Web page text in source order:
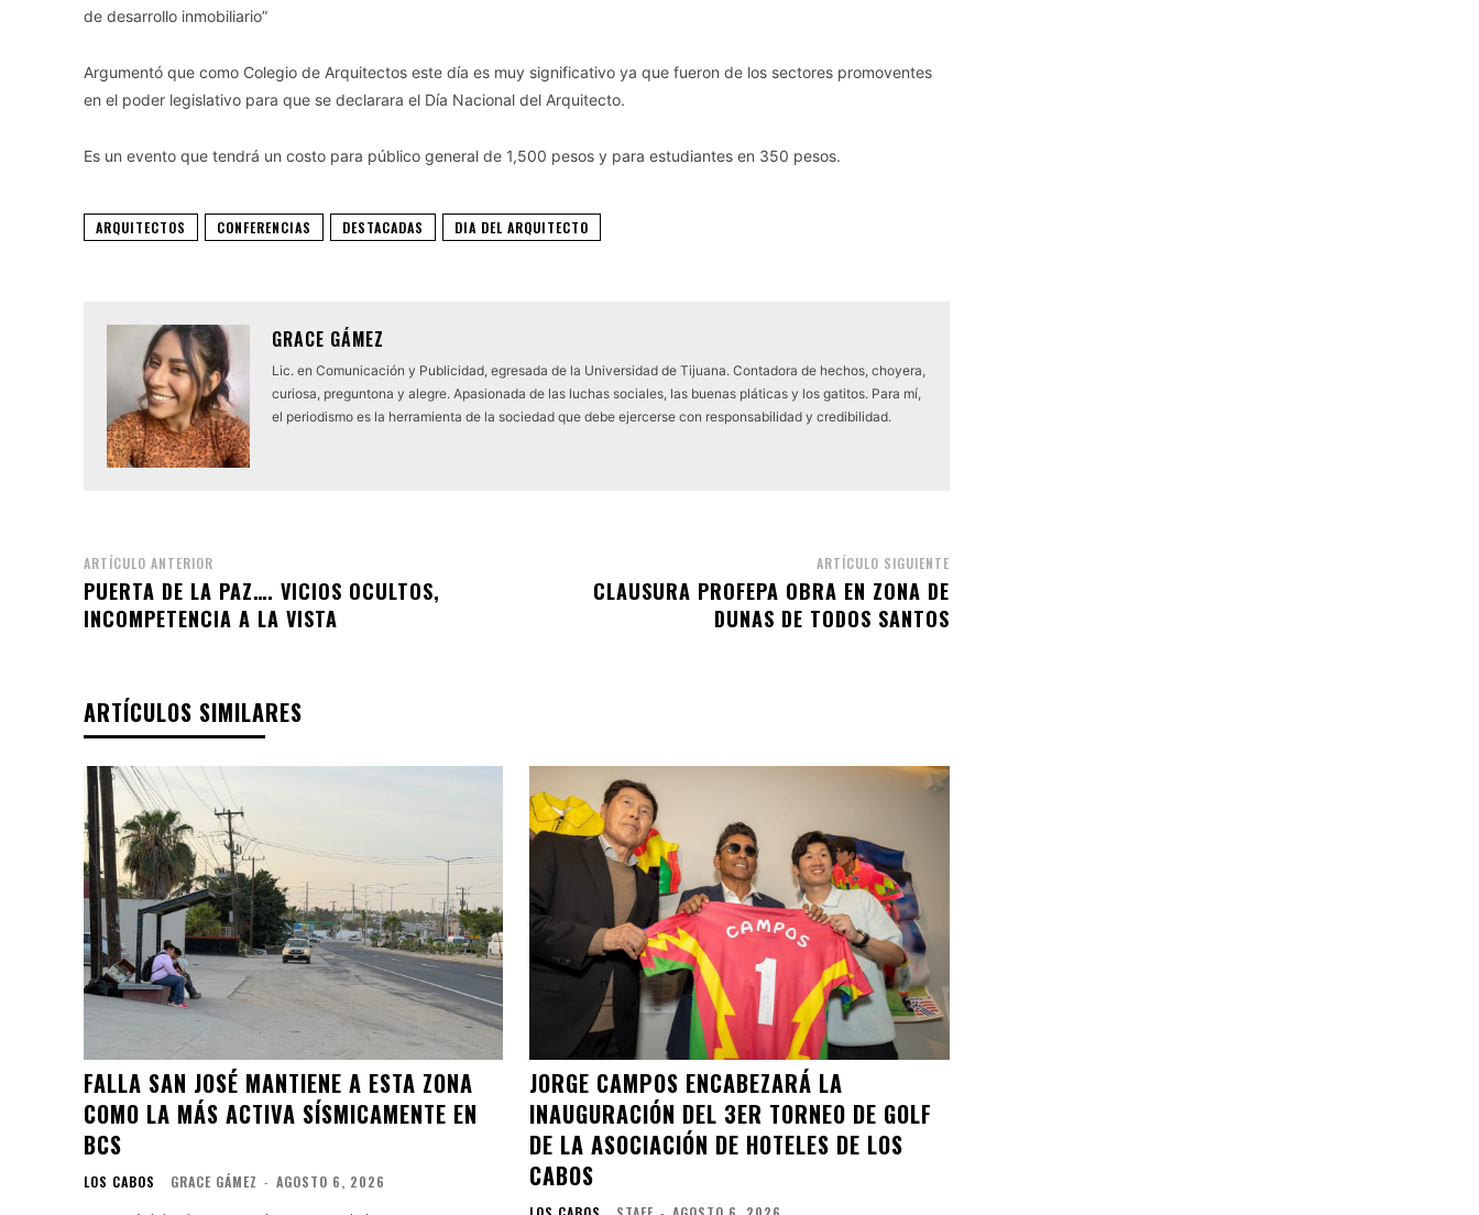
de desarrollo inmobiliario”
Argumentó que como Colegio de Arquitectos este día es muy significativo ya que fueron de los sectores promoventes
en el poder legislativo para que se declarara el Día Nacional del Arquitecto.
Es un evento que tendrá un costo para público general de 1,500 pesos y para estudiantes en 350 pesos.
ARQUITECTOS CONFERENCIAS DESTACADAS DIA DEL ARQUITECTO
GRACE GÁMEZ
Lic. en Comunicación y Publicidad, egresada de la Universidad de Tijuana. Contadora de hechos, choyera,
curiosa, preguntona y alegre. Apasionada de las luchas sociales, las buenas pláticas y los gatitos. Para mí,
el periodismo es la herramienta de la sociedad que debe ejercerse con responsabilidad y credibilidad.
ARTÍCULO ANTERIOR
PUERTA DE LA PAZ…. VICIOS OCULTOS,
INCOMPETENCIA A LA VISTA
ARTÍCULO SIGUIENTE
CLAUSURA PROFEPA OBRA EN ZONA DE
DUNAS DE TODOS SANTOS
ARTÍCULOS SIMILARES
FALLA SAN JOSÉ MANTIENE A ESTA ZONA
COMO LA MÁS ACTIVA SÍSMICAMENTE EN
BCS
LOS CABOS GRACE GÁMEZ - AGOSTO 6, 2026
JORGE CAMPOS ENCABEZARÁ LA
INAUGURACIÓN DEL 3ER TORNEO DE GOLF
DE LA ASOCIACIÓN DE HOTELES DE LOS
CABOS